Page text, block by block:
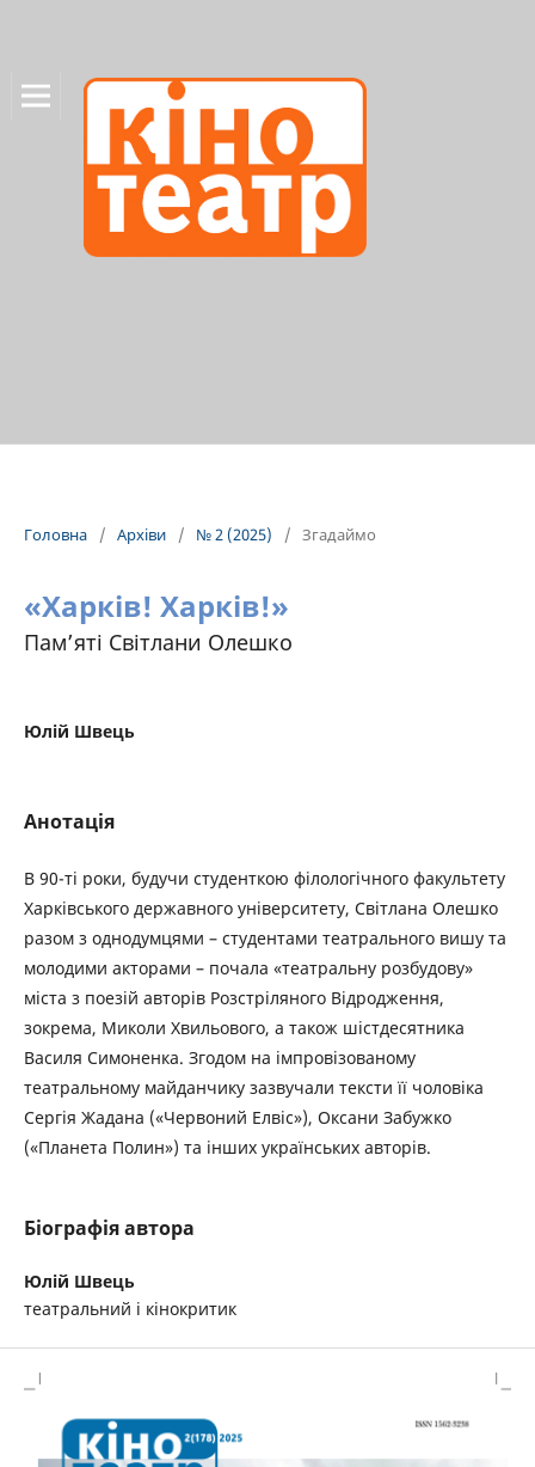
Головна / Архіви / № 2 (2025) / Згадаймо
«Харків! Харків!»
Пам’яті Світлани Олешко
Юлій Швець
Анотація
В 90-ті роки, будучи студенткою філологічного факультету
Харківського державного університету, Світлана Олешко
разом з однодумцями – студентами театрального вишу та
молодими акторами – почала «театральну розбудову»
міста з поезій авторів Розстріляного Відродження,
зокрема, Миколи Хвильового, а також шістдесятника
Василя Симоненка. Згодом на імпровізованому
театральному майданчику зазвучали тексти її чоловіка
Сергія Жадана («Червоний Елвіс»), Оксани Забужко
(«Планета Полин») та інших українських авторів.
Біографія автора
Юлій Швець
театральний і кінокритик